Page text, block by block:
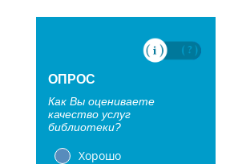
ОПРОС
Как Вы оцениваете
качество услуг
библиотеки?
Хорошо
Уважаемые читатели!